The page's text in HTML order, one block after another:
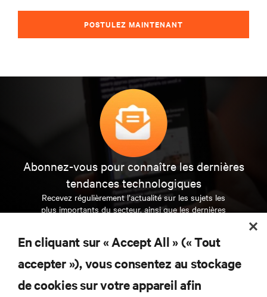
POSTULEZ MAINTENANT
Abonnez-vous pour connaître les dernières
tendances technologiques
Recevez régulièrement l’actualité sur les sujets les
plus importants du secteur, ainsi que les dernières
et des infrastructures informatiques critiques.
S’INSCRIRE MAINTENANT
En cliquant sur « Accept All » (« Tout
accepter »), vous consentez au stockage
de cookies sur votre appareil afin